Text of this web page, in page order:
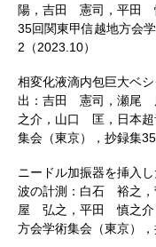
陽，吉田 憲司，平田
35回関東甲信越地方会
2（2023.10）
相変化液滴内包巨大ベ
出：吉田 憲司，瀬尾
之介，山口 匡，日本超
集会（東京），抄録集
ニードル加振器を挿入
波の計測：白石 裕之
屋 弘之，平田 慎之介
方会学術集会（東京）